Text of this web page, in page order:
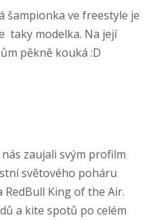
šampionka ve freestyle je
taky modelka. Na její
pěkně kouká :D
zaujali svým profilm
světového poháru
RedBull King of the Air.
a kite spotů po celém